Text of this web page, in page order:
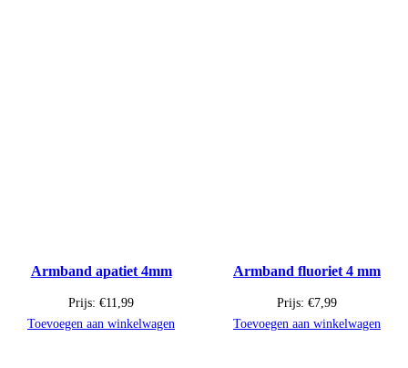
Armband apatiet 4mm
Prijs: €11,99
Toevoegen aan winkelwagen
Armband fluoriet 4 mm
Prijs: €7,99
Toevoegen aan winkelwagen